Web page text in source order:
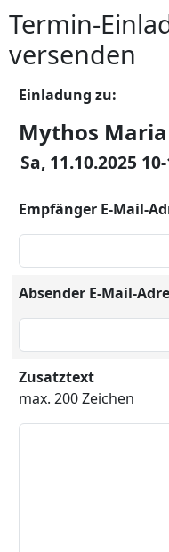
Termin-
versenden
Einladung zu:
Mythos Maria
Sa, 11.10.2025
Empfänger E-Mail-
Absender E-Mail-
Zusatztext
max. 200 Zeichen